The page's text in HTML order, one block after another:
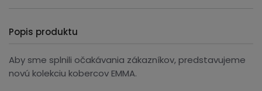
Popis produktu
Aby sme splnili očakávania zákazníkov, predstavujeme
novú kolekciu kobercov EMMA.